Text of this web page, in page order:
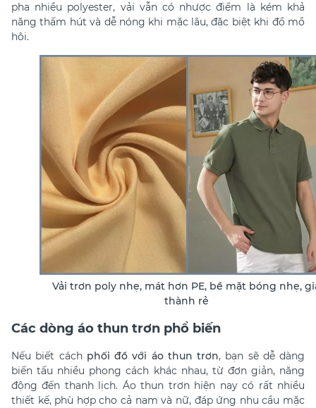
pha nhiều polyester, vải vẫn có nhược điểm là kém khả
năng thấm hút và dễ nóng khi mặc lâu, đặc biệt khi đổ mồ
hôi.
Vải trơn poly nhẹ, mát hơn PE, bề mặt bóng nhẹ,
thành rẻ
Các dòng áo thun trơn phổ biến
Nếu biết cách phối đồ với áo thun trơn, bạn sẽ dễ dàng
biến tấu nhiều phong cách khác nhau, từ đơn giản, năng
động đến thanh lịch. Áo thun trơn hiện nay có rất nhiều
thiết kế, phù hợp cho cả nam và nữ, đáp ứng nhu cầu mặc